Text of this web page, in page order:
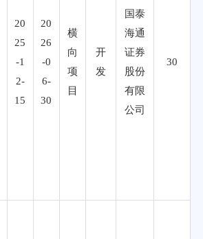
20
25
-1
2-
15
20
26
-0
6-
30
横
向
项
目
开
发
国泰
海通
证券
股份
有限
公司
30